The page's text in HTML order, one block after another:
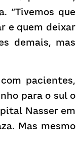
“Tivemos que
e quem deixar
demais, mas
pacientes,
para o sul o
Nasser em
Mas mesmo